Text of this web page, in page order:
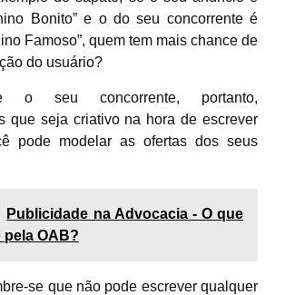
Bonito” e o do seu concorrente é
Famoso”, quem tem mais chance de
do usuário?
o seu concorrente, portanto,
que seja criativo na hora de escrever
pode modelar as ofertas dos seus
Publicidade na Advocacia - O que
OAB?
se que não pode escrever qualquer